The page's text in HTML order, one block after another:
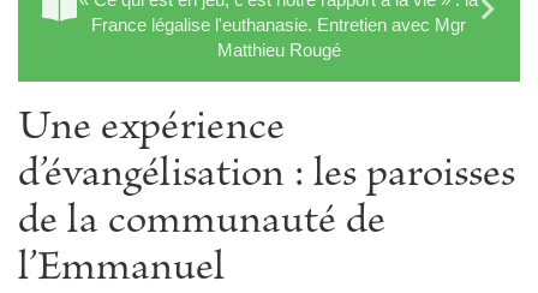
France légalise l'euthanasie. Entretien avec Mgr
Matthieu Rougé
Une expérience
d’évangélisation : les paroisses
de la communauté de
l’Emmanuel